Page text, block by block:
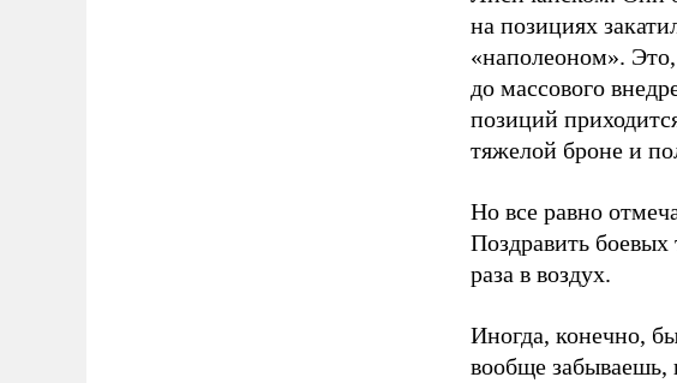
на позициях
«наполеоном». Это,
до массового
позиций
тяжелой броне и
Но все равно
Поздравить
раза в воздух.
Иногда, конечно,
вообще забываешь,